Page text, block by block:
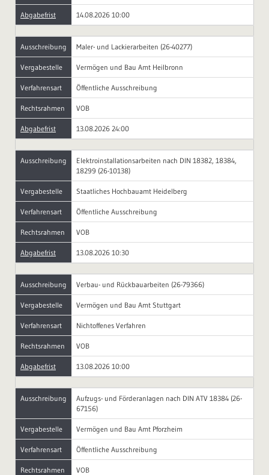
Abgabefrist 14.08.2026 10:00
Ausschreibung Maler- und Lackierarbeiten (26-40277)
Vergabestelle Vermögen und Bau Amt Heilbronn
Verfahrensart Öffentliche Ausschreibung
Rechtsrahmen VOB
Abgabefrist 13.08.2026 24:00
Ausschreibung
Elektroinstallationsarbeiten nach DIN 18382, 18384,
18299 (26-10138)
Vergabestelle Staatliches Hochbauamt Heidelberg
Verfahrensart Öffentliche Ausschreibung
Rechtsrahmen VOB
Abgabefrist 13.08.2026 10:30
Ausschreibung Verbau- und Rückbauarbeiten (26-79366)
Vergabestelle Vermögen und Bau Amt Stuttgart
Verfahrensart Nichtoffenes Verfahren
Rechtsrahmen VOB
Abgabefrist 13.08.2026 10:00
Ausschreibung
Aufzugs- und Förderanlagen nach DIN ATV 18384 (26-
67156)
Vergabestelle Vermögen und Bau Amt Pforzheim
Verfahrensart Öffentliche Ausschreibung
Rechtsrahmen VOB